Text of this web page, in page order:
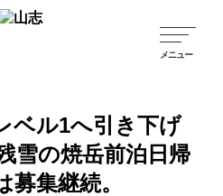
ベル1へ引き下げ
雪の焼岳前泊日帰
募集継続。